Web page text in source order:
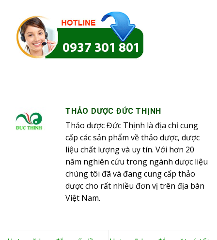
THẢO DƯỢC ĐỨC THỊNH
Thảo dược Đức Thịnh là địa chỉ cung
cấp các sản phẩm về thảo dược, dược
liệu chất lượng và uy tín. Với hơn 20
năm nghiên cứu trong ngành dược liệu
chúng tôi đã và đang cung cấp thảo
dược cho rất nhiều đơn vị trên địa bàn
Việt Nam.